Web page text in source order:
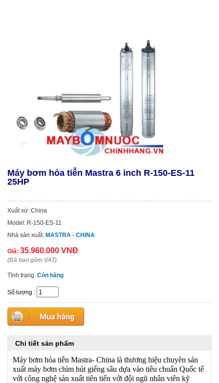
Máy bơm hỏa tiễn Mastra 6 inch R-150-ES-11
25HP
Xuất xứ: China
Model: R-150-ES-11
Nhà sản xuất: MASTRA - CHINA
Giá: 35.960.000 VNĐ
(Đã bao gồm VAT)
Tình trạng: Còn hàng
Số lượng :
Chi tiết sản phẩm
Máy bơm hỏa tiễn Mastra- China là thương hiệu chuyên sản
xuất máy bơm chìm hút giếng sâu dựa vào tiêu chuẩn Quốc tế
với công nghệ sản xuất tiên tiến với đội ngũ nhân viên kỹ